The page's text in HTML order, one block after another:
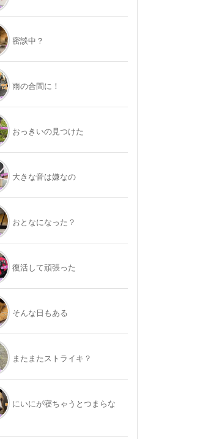
密談中？
雨の合間に！
おっきいの見つけた
大きな音は嫌なの
おとなになった？
復活して頑張った
そんな日もある
またまたストライキ？
にいにが寝ちゃうとつまらな